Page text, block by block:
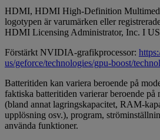
HDMI, HDMI High-Definition
logotypen är varumärken eller
HDMI Licensing Administrator, Inc. I
Förstärkt NVIDIA-grafikprocessor:
us/geforce/technologies/gpu-boost/
Batteritiden kan variera beroende på
faktiska batteritiden varierar beroende
(bland annat lagringskapacitet, RAM-
upplösning osv.), program,
använda funktioner.